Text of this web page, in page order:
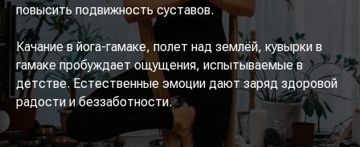
повысить подвижность суставов.
Качание в йога-гамаке, полет над землёй, кувырки в
гамаке пробуждает ощущения, испытываемые в
детстве. Естественные эмоции дают заряд здоровой
радости и беззаботности.